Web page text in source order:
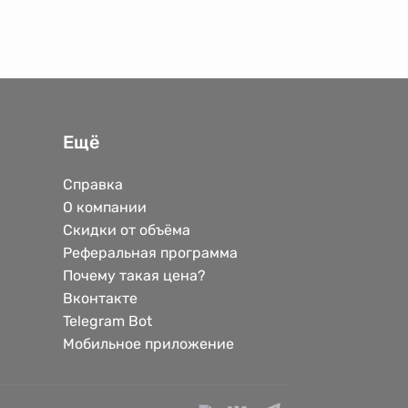
Ещё
Справка
О компании
Скидки от объёма
Реферальная программа
Почему такая цена?
Вконтакте
Telegram Bot
Мобильное приложение